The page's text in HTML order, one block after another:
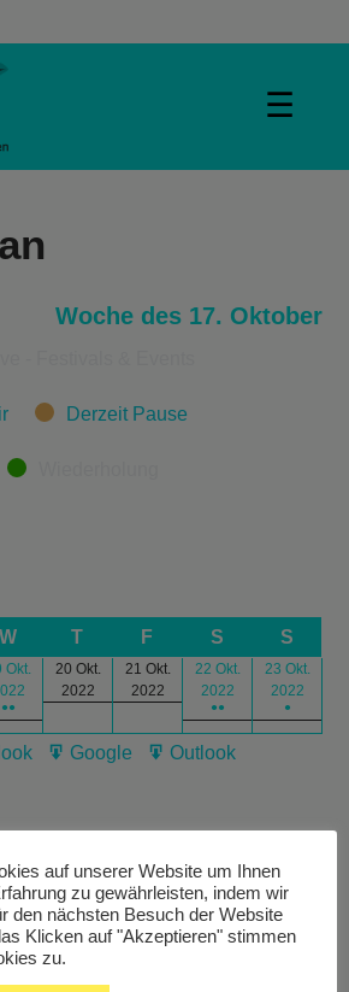
☰
Woche des 17. Oktober
Derzeit Pause
W T F S S
Okt.
●●
20 Okt.
2022
21 Okt.
2022
22 Okt.
2022
●●
23 Okt.
2022
●
Export
Google
Export
Outlook
auf unserer Website um Ihnen
zu gewährleisten, indem wir
den nächsten Besuch der Website
Klicken auf "Akzeptieren" stimmen
zu.